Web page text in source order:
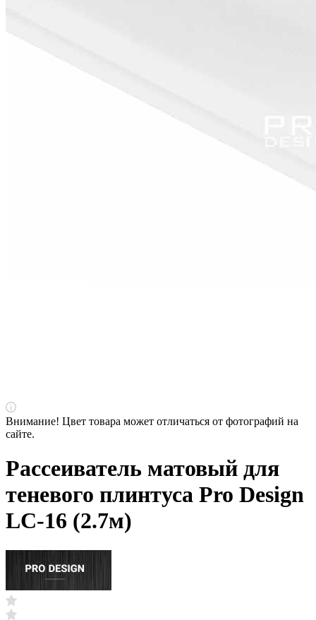
Внимание! Цвет товара может отличаться от фотографий на
сайте.
Рассеиватель матовый для
теневого плинтуса Pro Design
LC-16 (2.7м)